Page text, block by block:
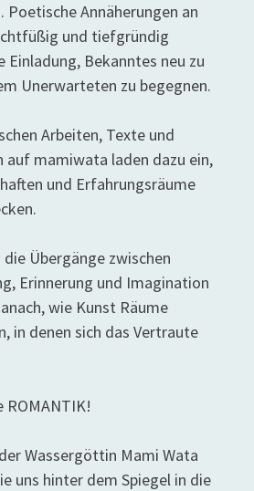
Poetische Annäherungen an
und tiefgründig
Einladung, Bekanntes neu zu
Unerwarteten zu begegnen.
Arbeiten, Texte und
auf mamiwata laden dazu ein,
und Erfahrungsräume
die Übergänge zwischen
Erinnerung und Imagination
wie Kunst Räume
in denen sich das Vertraute
ROMANTIK!
Wassergöttin Mami Wata
uns hinter dem Spiegel in die